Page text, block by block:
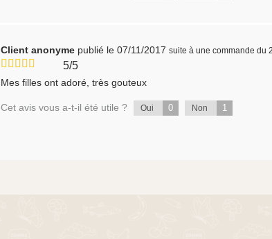
Client anonyme publié le 07/11/2017 suite à une commande du
5/5
Mes filles ont adoré, très gouteux
Cet avis vous a-t-il été utile ? Oui 0 Non 1